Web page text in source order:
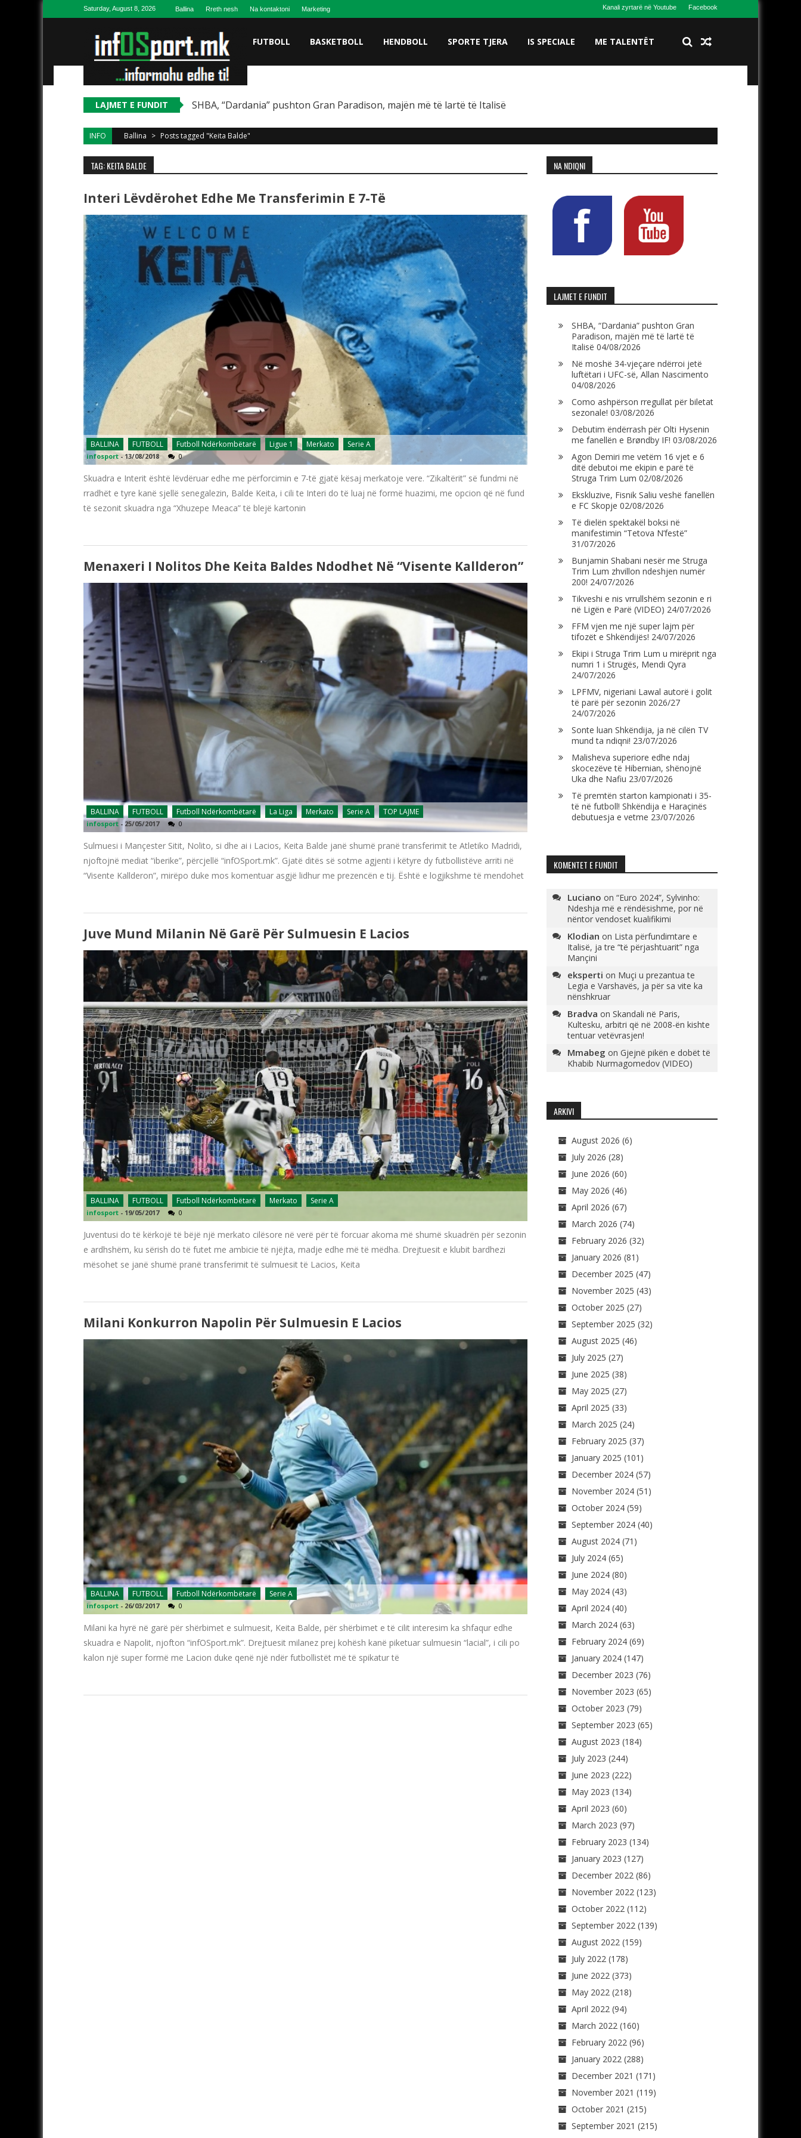
Skip to contentSaturday, August 8, 2026 Ballina Rreth nesh Na kontaktoni Marketing Kanali zyrtarë në Youtube Facebook
FUTBOLL BASKETBOLL HENDBOLL SPORTE TJERA IS SPECIALE ME TALENTËT
LAJMET E FUNDIT SHBA, “Dardania” pushton Gran Paradison, majën më të lartë të Italisë
INFO Ballina > Posts tagged "Keita Balde"
TAG: KEITA BALDE
Interi Lëvdërohet Edhe Me Transferimin E 7-Të
BALLINA FUTBOLL Futboll Ndërkombëtarë Ligue 1 Merkato Serie A
infosport -13/08/2018 0
Skuadra e Interit është lëvdëruar edhe me përforcimin e 7-të gjatë kësaj merkatoje vere. “Zikaltërit” së fundmi në
rradhët e tyre kanë sjellë senegalezin, Balde Keita, i cili te Interi do të luaj në formë huazimi, me opcion që në fund
të sezonit skuadra nga “Xhuzepe Meaca” të blejë kartonin
Menaxeri I Nolitos Dhe Keita Baldes Ndodhet Në “Visente Kallderon”
BALLINA FUTBOLL Futboll Ndërkombëtarë La Liga Merkato Serie A TOP LAJME
infosport - 25/05/2017 0
Sulmuesi i Mançester Sitit, Nolito, si dhe ai i Lacios, Keita Balde janë shumë pranë transferimit te Atletiko Madridi,
njoftojnë mediat “iberike”, përcjellë “infOSport.mk”. Gjatë ditës së sotme agjenti i këtyre dy futbollistëve arriti në
“Visente Kallderon”, mirëpo duke mos komentuar asgjë lidhur me prezencën e tij. Është e logjikshme të mendohet
Juve Mund Milanin Në Garë Për Sulmuesin E Lacios
BALLINA FUTBOLL Futboll Ndërkombëtarë Merkato Serie A
infosport - 19/05/2017 0
Juventusi do të kërkojë të bëjë një merkato cilësore në verë për të forcuar akoma më shumë skuadrën për sezonin
e ardhshëm, ku sërish do të futet me ambicie të njëjta, madje edhe më të mëdha. Drejtuesit e klubit bardhezi
mësohet se janë shumë pranë transferimit të sulmuesit të Lacios, Keita
Milani Konkurron Napolin Për Sulmuesin E Lacios
BALLINA FUTBOLL Futboll Ndërkombëtarë Serie A
infosport - 26/03/2017 0
Milani ka hyrë në garë për shërbimet e sulmuesit, Keita Balde, për shërbimet e të cilit interesim ka shfaqur edhe
skuadra e Napolit, njofton “infOSport.mk”. Drejtuesit milanez prej kohësh kanë piketuar sulmuesin “lacial”, i cili po
kalon një super formë me Lacion duke qenë një ndër futbollistët më të spikatur të
NA NDIQNI
LAJMET E FUNDIT
SHBA, “Dardania” pushton Gran
Paradison, majën më të lartë të
Italisë 04/08/2026
Në moshë 34-vjeçare ndërroi jetë
luftëtari i UFC-së, Allan Nascimento
04/08/2026
Como ashpërson rregullat për biletat
sezonale! 03/08/2026
Debutim ëndërrash për Olti Hysenin
me fanellën e Brøndby IF! 03/08/2026
Agon Demiri me vetëm 16 vjet e 6
ditë debutoi me ekipin e parë të
Struga Trim Lum 02/08/2026
Ekskluzive, Fisnik Saliu veshë fanellën
e FC Skopje 02/08/2026
Të dielën spektakël boksi në
manifestimin “Tetova N’festë”
31/07/2026
Bunjamin Shabani nesër me Struga
Trim Lum zhvillon ndeshjen numër
200! 24/07/2026
Tikveshi e nis vrrullshëm sezonin e ri
në Ligën e Parë (VIDEO) 24/07/2026
FFM vjen me një super lajm për
tifozët e Shkëndijës! 24/07/2026
Ekipi i Struga Trim Lum u mirëprit nga
numri 1 i Strugës, Mendi Qyra
24/07/2026
LPFMV, nigeriani Lawal autorë i golit
të parë për sezonin 2026/27
24/07/2026
Sonte luan Shkëndija, ja në cilën TV
mund ta ndiqni! 23/07/2026
Malisheva superiore edhe ndaj
skocezëve të Hibernian, shënojnë
Uka dhe Nafiu 23/07/2026
Të premtën starton kampionati i 35-
të në futboll! Shkëndija e Haraçinës
debutuesja e vetme 23/07/2026
KOMENTET E FUNDIT
Luciano on “Euro 2024”, Sylvinho:
Ndeshja më e rëndësishme, por në
nëntor vendoset kualifikimi
Klodian on Lista përfundimtare e
Italisë, ja tre “të përjashtuarit” nga
Mançini
eksperti on Muçi u prezantua te
Legia e Varshavës, ja për sa vite ka
nënshkruar
Bradva on Skandali në Paris,
Kultesku, arbitri që në 2008-ën kishte
tentuar vetëvrasjen!
Mmabeg on Gjejnë pikën e dobët të
Khabib Nurmagomedov (VIDEO)
ARKIVI
August 2026 (6)
July 2026 (28)
June 2026 (60)
May 2026 (46)
April 2026 (67)
March 2026 (74)
February 2026 (32)
January 2026 (81)
December 2025 (47)
November 2025 (43)
October 2025 (27)
September 2025 (32)
August 2025 (46)
July 2025 (27)
June 2025 (38)
May 2025 (27)
April 2025 (33)
March 2025 (24)
February 2025 (37)
January 2025 (101)
December 2024(57)
November 2024(51)
October 2024(59)
September 2024(40)
August 2024(71)
July 2024(65)
June 2024(80)
May 2024(43)
April 2024(40)
March 2024(63)
February 2024(69)
January 2024(147)
December 2023 (76)
November 2023 (65)
October 2023 (79)
September 2023 (65)
August 2023 (184)
July 2023 (244)
June 2023 (222)
May 2023 (134)
April 2023 (60)
March 2023 (97)
February 2023 (134)
January 2023 (127)
December 2022(86)
November 2022(123)
October 2022(112)
September 2022(139)
August 2022(159)
July 2022(178)
June 2022(373)
May 2022(218)
April 2022(94)
March 2022(160)
February 2022(96)
January 2022(288)
December 2021 (171)
November 2021 (119)
October 2021 (215)
September 2021 (215)